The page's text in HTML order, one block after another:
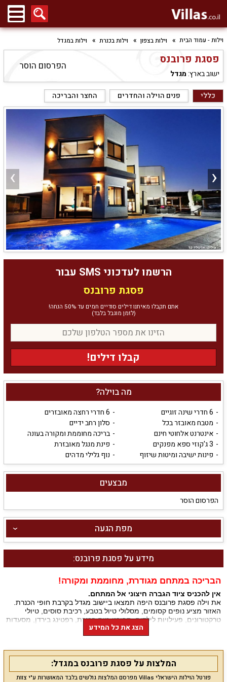
וילות - עמוד הבית וילות בצפון וילות בכנרת וילות במגדל
פסגת פרובנס
ישוב בארץ:מגדל
הפרסום הוסר
מה בוילה?
6 חדרי שינה זוגיים
6 חדרי רחצה מאובזרים
מטבח מאובזר בכל
סלון רחב ידיים
אינטרנט אלחוטי חינם
בריכה מחוממת ומקורה בעונה
3 ג'קוזי ספא מפנקים
פינת מנגל מאובזרת
פינות ישיבה ומיטות שיזוף
נוף גלילי מדהים
מבצעים
הפרסום הוסר
מפת הגעה
כללי פנים הוילה והחדרים החצר והבריכה
הרשמו לעדכוני SMS עבור
פסגת פרובנס
אתם תקבלו מאיתנו דילים סודיים חמים עד 50% הנחה!
(לזמן מוגבל בלבד)
קבלו דילים!
מידע על פסגת פרובנס:
הבריכה במתחם מגודרת, מחוממת ומקורה!
אין להכניס ציוד הגברה חיצוני אל המתחם.
את וילה פסגת פרובנס היפה תמצאו ביישוב מגדל בקרבת חופי הכנרת.
האזור מציע נופים קסומים, מסלולי טיול בטבע, רכיבת סוסים, טיולי
טרקטורונים, פעילויות לילדים, ספורט מים בכנרת, רפטינג בירדן, מסעדות
טובות, מרכזי קניות גדולים, אתרי מורשת וחוויות מיוחדות בראש פינה
מה מציעה הוילה לנופשים?
הווילה כוללת 6 חדרי שינה מפוארים, 6 חדרי רחצה, 7 שירותים, סלון
מפנק עם מערכת קריוקי, מטבח מאובזר ומעוצב, חצר נופש עשירה עם
הצג את כל המידע
המלצות על פסגת פרובנס במגדל:
פורטל הוילות הישראלי Villas מפרסם המלצות גולשים בלבד המאושרות ע"י צוות